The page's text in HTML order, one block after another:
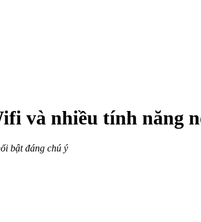
và nhiều tính năng
bật đáng chú ý